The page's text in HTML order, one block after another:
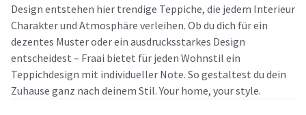
Design entstehen hier trendige Teppiche, die jedem Interieur
Charakter und Atmosphäre verleihen. Ob du dich für ein
dezentes Muster oder ein ausdrucksstarkes Design
entscheidest – Fraai bietet für jeden Wohnstil ein
Teppichdesign mit individueller Note. So gestaltest du dein
Zuhause ganz nach deinem Stil. Your home, your style.